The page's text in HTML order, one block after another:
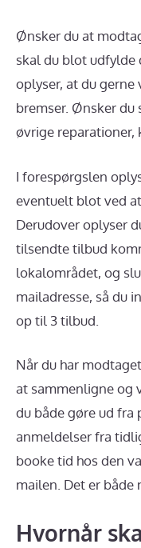
Ønsker du at
skal du blot udfylde
oplyser, at du
bremser. Ønsker du
øvrige reparationer,
I forespørgslen
eventuelt blot ved
Derudover oplyser
tilsendte tilbud
lokalområdet, og
mailadresse, så du
op til 3 tilbud.
Når du har
at sammenligne og
du både gøre ud
anmeldelser fra
booke tid hos den
mailen. Det er både
Hvornår